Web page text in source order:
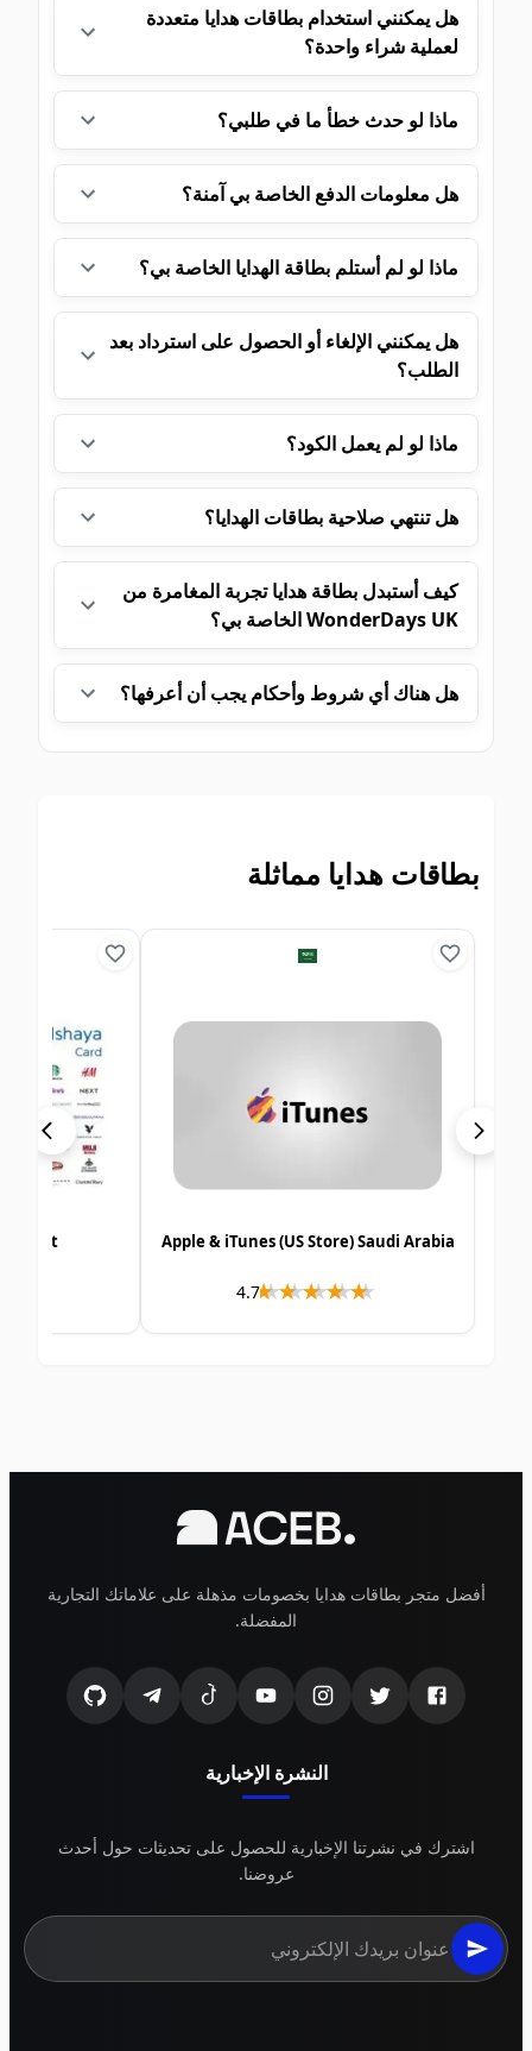
هل يمكنني استخدام بطاقات هدايا متعددة
لعملية شراء واحدة؟
ماذا لو حدث خطأ ما في طلبي؟
هل معلومات الدفع الخاصة بي آمنة؟
ماذا لو لم أستلم بطاقة الهدايا الخاصة بي؟
هل يمكنني الإلغاء أو الحصول على استرداد بعد
الطلب؟
ماذا لو لم يعمل الكود؟
هل تنتهي صلاحية بطاقات الهدايا؟
كيف أستبدل بطاقة هدايا تجربة المغامرة من
WonderDays UK الخاصة بي؟
هل هناك أي شروط وأحكام يجب أن أعرفها؟
بطاقات هدايا مماثلة
Apple & iTunes (US Store) Saudi Arabia
★★★★★
★★★★★
4.7
Kuwait
أفضل متجر بطاقات هدايا بخصومات مذهلة على علاماتك التجارية
المفضلة.
النشرة الإخبارية
اشترك في نشرتنا الإخبارية للحصول على تحديثات حول أحدث
عروضنا.